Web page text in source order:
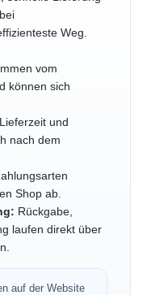
Weg.
vom
können sich
und
nach dem
Shop ab.
Rückgabe,
laufen direkt über
auf der Website